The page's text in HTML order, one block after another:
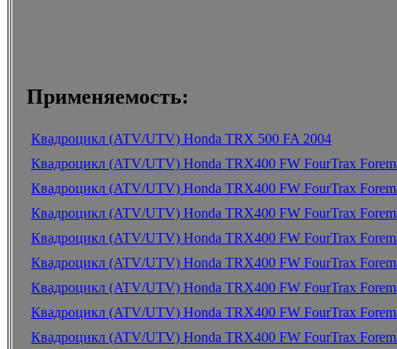
Применяемость:
Квадроцикл (ATV/UTV) Honda TRX 500 FA 2004
Квадроцикл (ATV/UTV) Honda TRX400 FW FourTrax
Квадроцикл (ATV/UTV) Honda TRX400 FW FourTrax
Квадроцикл (ATV/UTV) Honda TRX400 FW FourTrax
Квадроцикл (ATV/UTV) Honda TRX400 FW FourTrax
Квадроцикл (ATV/UTV) Honda TRX400 FW FourTrax
Квадроцикл (ATV/UTV) Honda TRX400 FW FourTrax
Квадроцикл (ATV/UTV) Honda TRX400 FW FourTrax
Квадроцикл (ATV/UTV) Honda TRX400 FW FourTrax